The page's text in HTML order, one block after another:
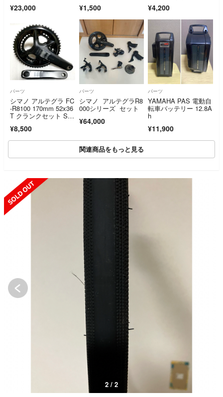
¥23,000 ¥1,500 ¥4,200
パーツ
シマノ アルテグラ FC
-R8100 170mm 52x36
T クランクセット SHI
D-110
¥8,500
パーツ
シマノ アルテグラR8
000シリーズ セット
¥64,000
パーツ
YAMAHA PAS 電動自
転車バッテリー 12.8A
h
¥11,900
関連商品をもっと見る
SOLD OUT
2 / 2